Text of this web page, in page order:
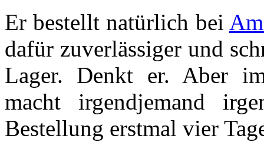
Er bestellt natürlich bei
dafür zuverlässiger und
Lager. Denkt er. Aber
macht irgendjemand
Bestellung erstmal vier